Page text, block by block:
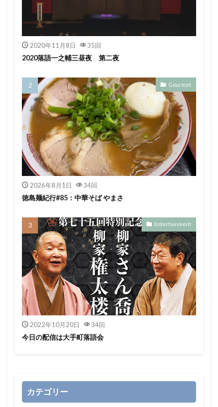
2020年11月8日 35回
2020落語一之輔三昼夜 第二夜
Gourmet
2026年8月1日 34回
徳島麺紀行#85：中華そば やまさ
Entertainment
2022年10月20日 34回
今日の配信は大手町落語会
カテゴリー